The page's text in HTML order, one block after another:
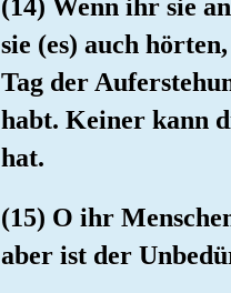
(14) Wenn ihr sie
sie (es) auch
Tag der
habt. Keiner kann
hat.
(15) O ihr
aber ist der